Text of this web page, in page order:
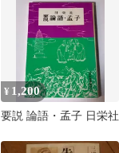
ＨＫ出版
¥ 1,200
要説 論語・孟子 日栄社